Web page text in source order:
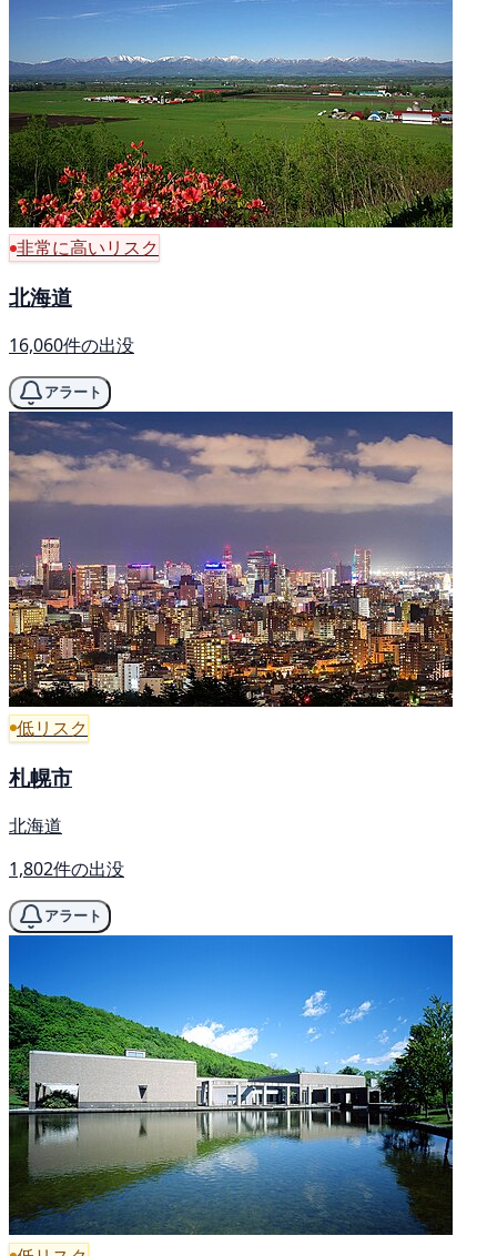
非常に高いリスク
北海道
16,060件の出没
アラート
低リスク
札幌市
北海道
1,802件の出没
アラート